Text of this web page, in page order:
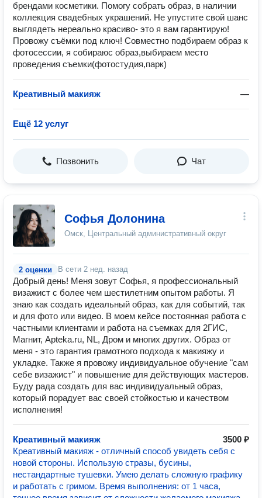
брендами косметики. Помогу собрать образ, в наличии
коллекция свадебных украшений. Не упустите свой шанс
выглядеть нереально красиво- это я вам гарантирую!
Провожу съёмки под ключ! Совместно подбираем образ к
фотосессии, я собираюс образ,выбираем место
проведения съемки(фотостудия,парк)
Креативный макияж —
Ещё 12 услуг
Позвонить Чат
Софья Долонина
Омск, Центральный административный округ
2 оценки В сети 2 нед. назад
Добрый день! Меня зовут Софья, я профессиональный
визажист с более чем шестилетним опытом работы. Я
знаю как создать идеальный образ, как для событий, так
и для фото или видео. В моем кейсе постоянная работа с
частными клиентами и работа на съемках для 2ГИС,
Магнит, Apteka.ru, NL, Дром и многих других. Образ от
меня - это гарантия грамотного подхода к макияжу и
укладке. Также я провожу индивидуальное обучение "сам
себе визажист" и повышение для действующих мастеров.
Буду рада создать для вас индивидуальный образ,
который порадует вас своей стойкостью и качеством
исполнения!
Креативный макияж
3500 ₽
Креативный макияж - отличный способ увидеть себя с
новой стороны. Использую стразы, бусины,
нестандартные тушевки. Умею делать сложную графику
и работать с гримом. Время выполнения: от 1 часа,